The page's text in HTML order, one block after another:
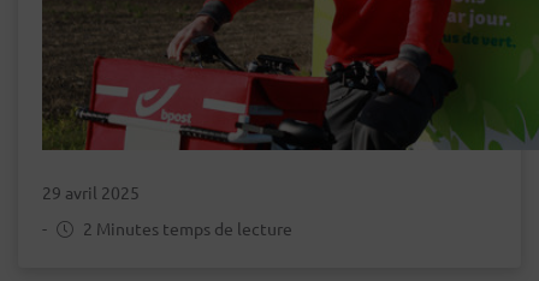
29 avril 2025
-
2 Minutes temps de lecture